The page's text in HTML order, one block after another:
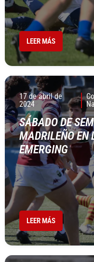
LEER MÁS
17 de abril de
2024
SÁBADO DE
MADRILEÑO EN
EMERGING
LEER MÁS